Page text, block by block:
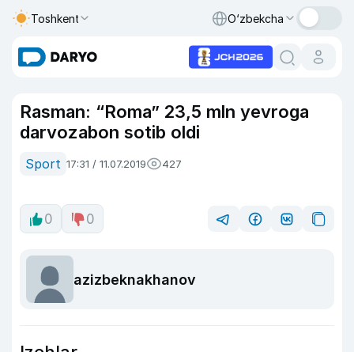
Toshkent O‘zbekcha
Rasman: “Roma” 23,5 mln yevroga
darvozabon sotib oldi
Sport 17:31 / 11.07.2019 427
0 0
azizbeknakhanov